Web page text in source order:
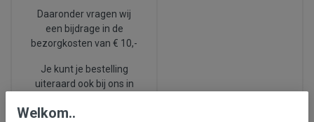
Daaronder vragen wij
een bijdrage in de
bezorgkosten van € 10,-
Je kunt je bestelling
uiteraard ook bij ons in
Welkom..